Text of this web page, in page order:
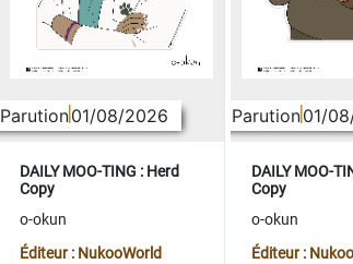
Parution01/08/2026
DAILY MOO-TING : Herd
Copy
o-okun
Éditeur : NukooWorld
Parution01/
DAILY MOO-
Copy
o-okun
Éditeur :